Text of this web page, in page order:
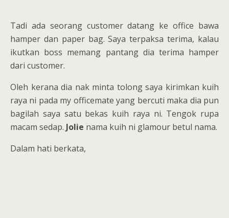
Tadi ada seorang customer datang ke office bawa
hamper dan paper bag. Saya terpaksa terima, kalau
ikutkan boss memang pantang dia terima hamper
dari customer.
Oleh kerana dia nak minta tolong saya kirimkan kuih
raya ni pada my officemate yang bercuti maka dia pun
bagilah saya satu bekas kuih raya ni. Tengok rupa
macam sedap. Jolie nama kuih ni glamour betul nama.
Dalam hati berkata,